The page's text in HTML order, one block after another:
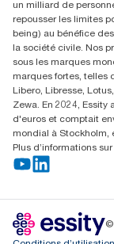
un milliard de
repousser les limites
being) au bénéfice
la société civile. Nos
sous les marques
marques fortes, telles
Libero, Libresse,
Zewa. En 2024,
d'euros et comptait
mondial à Stockholm,
Plus d’informations sur
©